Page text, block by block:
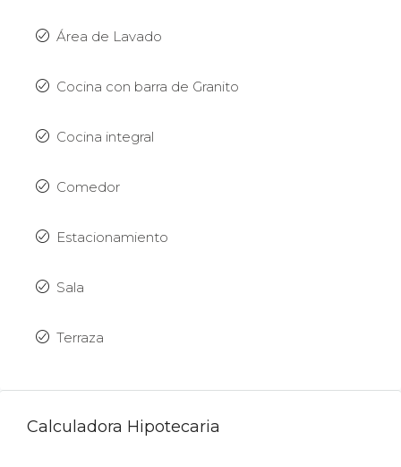
Área de Lavado
Cocina con barra de Granito
Cocina integral
Comedor
Estacionamiento
Sala
Terraza
Calculadora Hipotecaria